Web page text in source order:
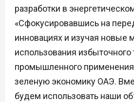
разработки в
«Сфокусировавшись на
инновациях и изучая новые
использования избыточного
промышленного
зеленую экономику ОАЭ.
будем использовать наши